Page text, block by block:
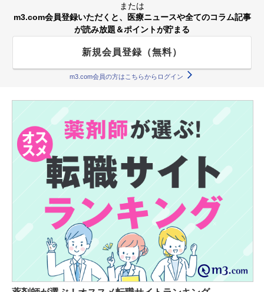
または
m3.com会員登録いただくと、医療ニュースや全てのコラム記事
が読み放題＆ポイントが貯まる
新規会員登録（無料）
m3.com会員の方はこちらからログイン